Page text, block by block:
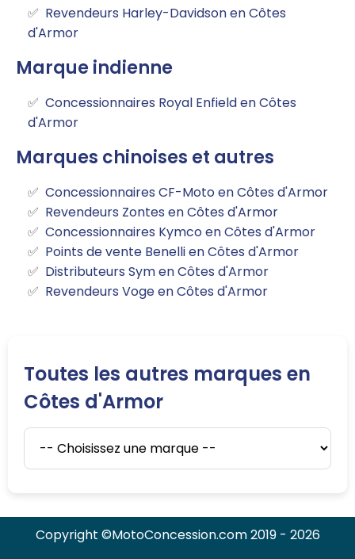
Revendeurs Harley-Davidson en Côtes
d'Armor
Marque indienne
Concessionnaires Royal Enfield en Côtes
d'Armor
Marques chinoises et autres
Concessionnaires CF-Moto en Côtes d'Armor
Revendeurs Zontes en Côtes d'Armor
Concessionnaires Kymco en Côtes d'Armor
Points de vente Benelli en Côtes d'Armor
Distributeurs Sym en Côtes d'Armor
Revendeurs Voge en Côtes d'Armor
Toutes les autres marques en
Côtes d'Armor
Copyright ©MotoConcession.com 2019 - 2026